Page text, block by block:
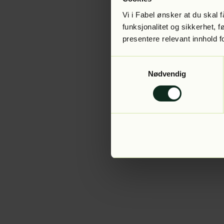
Vi i Fabel ønsker at du skal
funksjonalitet og sikkerhet,
presentere relevant innhold
Nødvendig
Application